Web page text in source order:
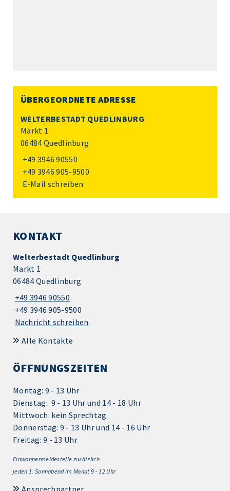
ÜBERGEORDNETE ADRESSE
WELTERBESTADT QUEDLINBURG
Markt 1
06484 Quedlinburg
+49 3946 90550
+49 3946 905-9500
E-Mail schreiben
KONTAKT
Welterbestadt Quedlinburg
Markt 1
06484 Quedlinburg
+49 3946 90550
+49 3946 905-9500
Nachricht schreiben
Alle Kontakte
ÖFFNUNGSZEITEN
Montag: 9 - 13 Uhr
Dienstag: 9 - 13 Uhr und 14 - 18 Uhr
Mittwoch: kein Sprechtag
Donnerstag: 9 - 13 Uhr und 14 - 16 Uhr
Freitag: 9 - 13 Uhr
Einwohnermeldestelle zusätzlich
jeden 1. Sonnabend im Monat 9 - 12 Uhr
Ansprechpartner